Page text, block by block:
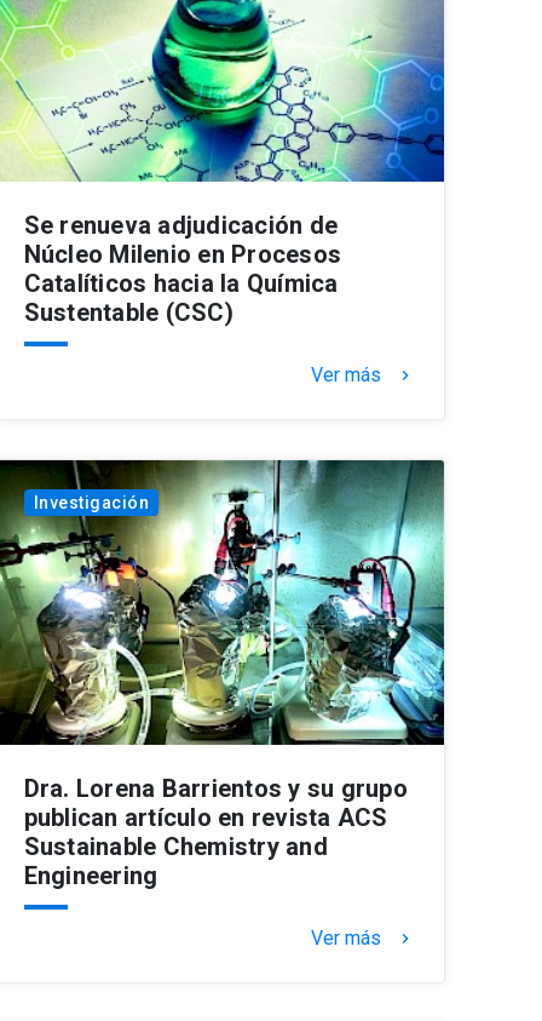
Se renueva adjudicación de
Núcleo Milenio en Procesos
Catalíticos hacia la Química
Sustentable (CSC)
Ver más keyboard_arrow_right
Investigación
Dra. Lorena Barrientos y su grupo
publican artículo en revista ACS
Sustainable Chemistry and
Engineering
Ver más keyboard_arrow_right